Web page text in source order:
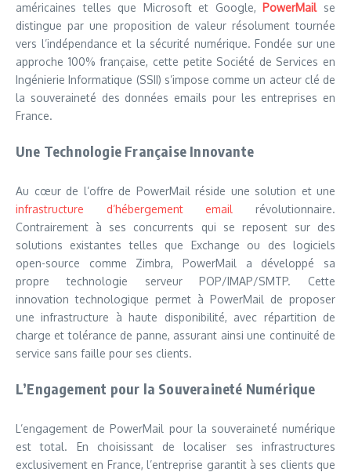
américaines telles que Microsoft et Google, PowerMailse
distingue par une proposition de valeur résolument tournée
vers l’indépendance et la sécurité numérique. Fondée sur une
approche 100% française, cette petite Société de Services en
Ingénierie Informatique (SSII) s’impose comme un acteur clé de
la souveraineté des données emails pour les entreprises en
France.
Une Technologie Française Innovante
Au cœur de l’offre de PowerMail réside une solution et une
infrastructure d’hébergement email révolutionnaire.
Contrairement à ses concurrents qui se reposent sur des
solutions existantes telles que Exchange ou des logiciels
open-source comme Zimbra, PowerMail a développé sa
propre technologie serveur POP/IMAP/SMTP. Cette
innovation technologique permet à PowerMail de proposer
une infrastructure à haute disponibilité, avec répartition de
charge et tolérance de panne, assurant ainsi une continuité de
service sans faille pour ses clients.
L’Engagement pour la Souveraineté Numérique
L’engagement de PowerMail pour la souveraineté numérique
est total. En choisissant de localiser ses infrastructures
exclusivement en France, l’entreprise garantit à ses clients que